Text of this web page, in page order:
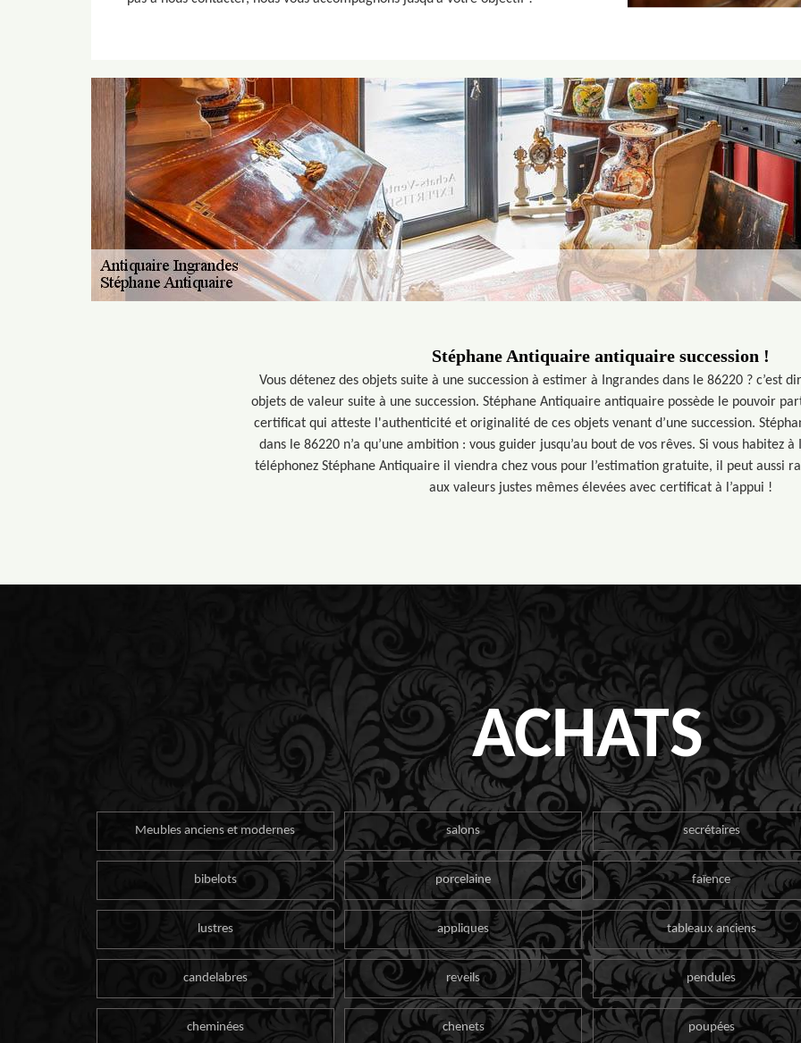
Stéphane Antiquaire antiquaire succession !
Vous détenez des objets suite à une succession à estimer à Ingrandes dans le 86220 ? c’est
objets de valeur suite à une succession. Stéphane Antiquaire antiquaire possède le pouvoir
certificat qui atteste l'authenticité et originalité de ces objets venant d’une succession.
dans le 86220 n’a qu’une ambition : vous guider jusqu’au bout de vos rêves. Si vous habitez
téléphonez Stéphane Antiquaire il viendra chez vous pour l’estimation gratuite, il peut aussi
aux valeurs justes mêmes élevées avec certificat à l’appui !
ACHATS
Meubles anciens et modernes salons secrétaires
bibelots porcelaine faïence
lustres appliques tableaux anciens
candelabres reveils pendules
cheminées chenets poupées